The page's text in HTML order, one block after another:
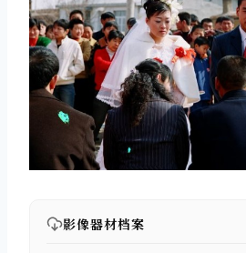
影像器材档案
取消